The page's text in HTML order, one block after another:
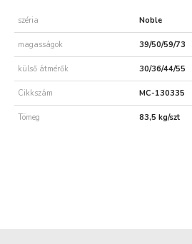
széria Noble
magasságok 39/50/59/73
külső átmérők 30/36/44/55
Cikkszám MC-130335
Tömeg 83,5 kg/szt